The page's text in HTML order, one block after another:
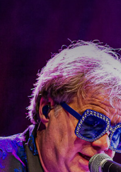
Skip navigatie